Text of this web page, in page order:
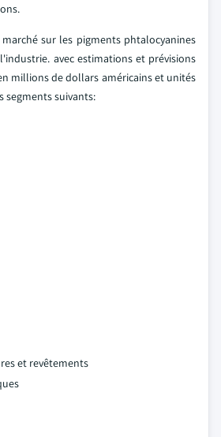
sur les pigments phtalocyanines
avec estimations et prévisions
millions de dollars américains et unités
segments suivants:
et revêtements